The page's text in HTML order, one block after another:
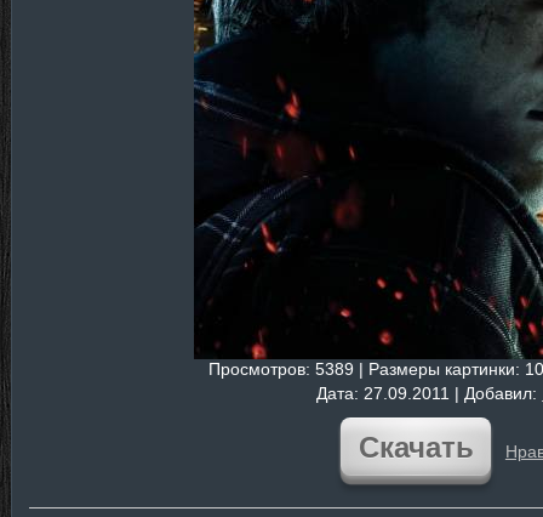
Просмотров: 5389 | Размеры картинки:
Дата: 27.09.2011 | Добавил:
Скачать